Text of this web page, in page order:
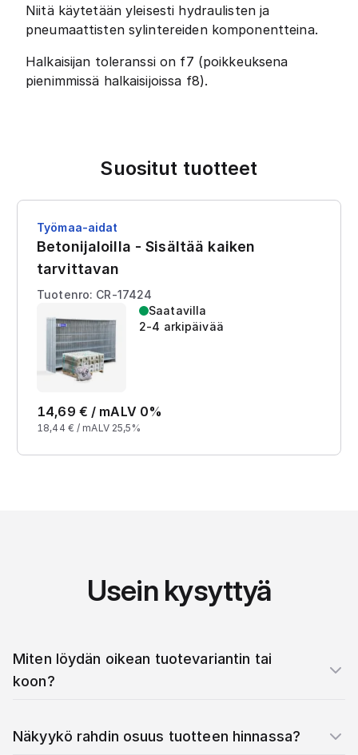
Niitä käytetään yleisesti hydraulisten ja
pneumaattisten sylintereiden komponentteina.
Halkaisijan toleranssi on f7 (poikkeuksena
pienimmissä halkaisijoissa f8).
Suositut tuotteet
Työmaa-aidat
Betonijaloilla - Sisältää kaiken
tarvittavan
Tuotenro: CR-17424
Saatavilla
2-4 arkipäivää
14,69 € / mALV 0%
18,44 € / mALV 25,5%
Usein kysyttyä
Miten löydän oikean tuotevariantin tai
koon?
Näkyykö rahdin osuus tuotteen hinnassa?